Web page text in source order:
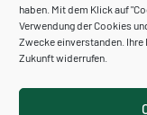
haben. Mit dem Klick auf
Verwendung der Cookies
Zwecke einverstanden.
Zukunft widerrufen.